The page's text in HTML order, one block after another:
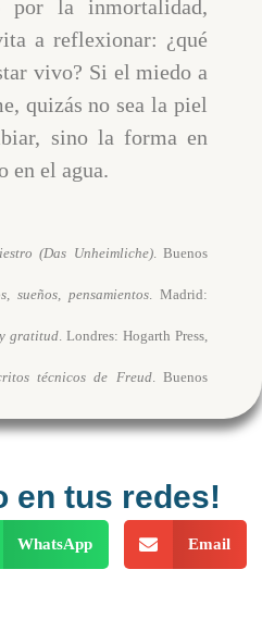
por la inmortalidad,
a reflexionar: ¿qué
vivo? Si el miedo a
quizás no sea la piel
sino la forma en
en el agua.
(Das Unheimliche). Buenos
sueños, pensamientos. Madrid:
gratitud . Londres: Hogarth Press,
técnicos de Freud. Buenos
en tus redes!
WhatsApp Email